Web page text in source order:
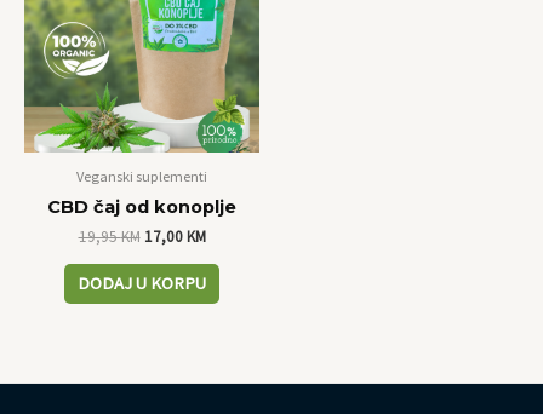
Veganski suplementi
CBD čaj od konoplje
19,95KM 17,00KM
DODAJ U KORPU